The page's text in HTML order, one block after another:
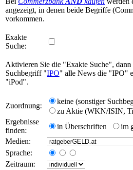
angezeigt, in denen beide Begriffe
vorkommen.
Exakte
Suche:
Aktivieren Sie die "Exakte Suche", dann
Suchbegriff "IPO" alle News die "IPO"
"iPod".
Zuordnung:
keine (sonstiger
zu Aktie (WKN/ISIN,
Ergebnisse
finden:
in Überschriften
im
Medien:
Sprache:
Zeitraum: